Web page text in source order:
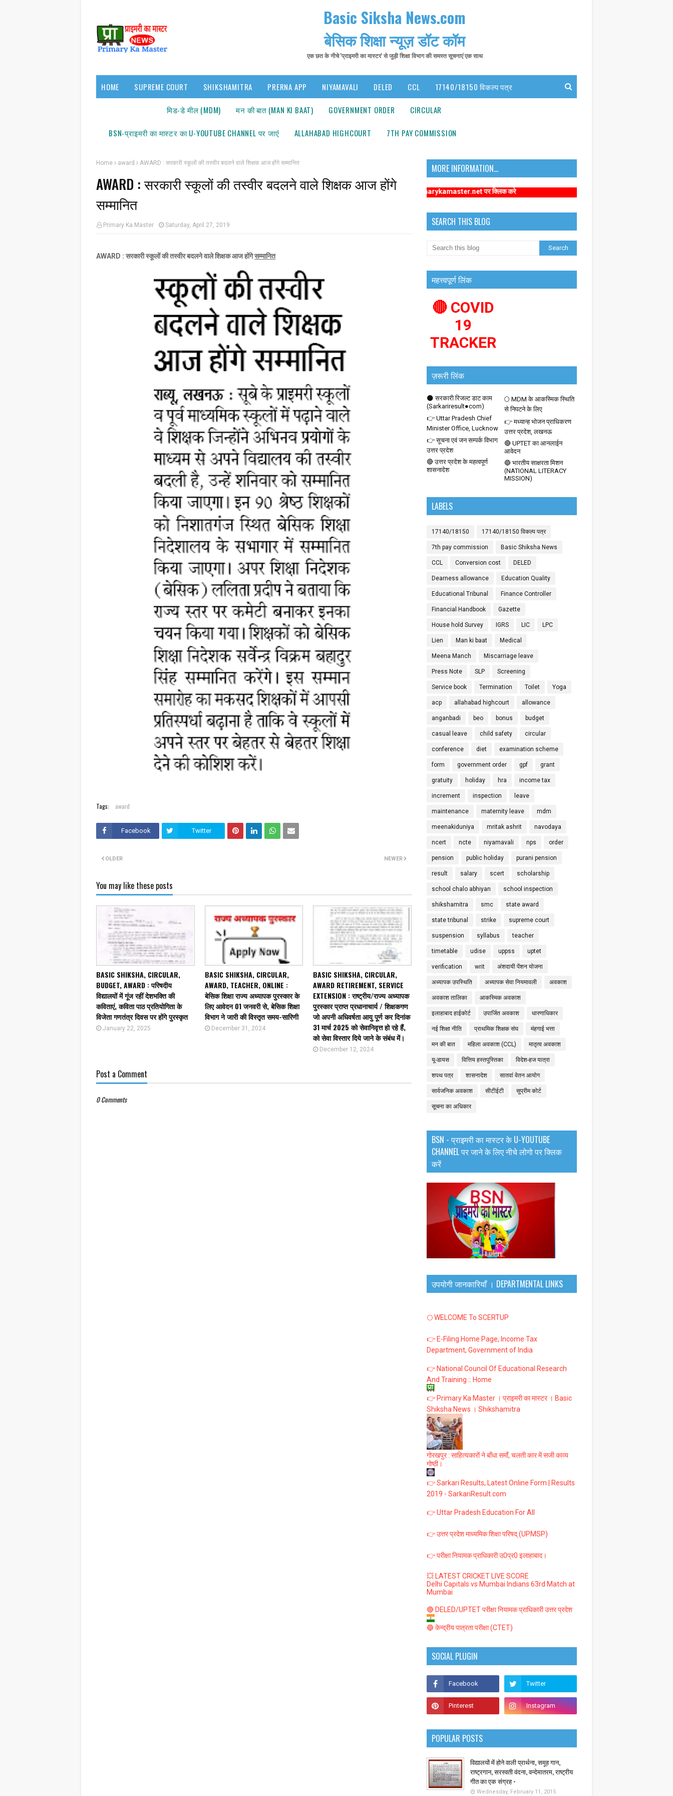
Basic Siksha News.com
बेसिक शिक्षा न्यूज़ डॉट कॉम
एक छत के नीचे 'प्राइमरी का मास्टर' से जुड़ी शिक्षा विभाग की समस्त सूचनाएं एक साथ
HOME SUPREME COURT SHIKSHAMITRA PRERNA APP NIYAMAVALI DELED CCL 17140/18150 विकल्प पत्र
मिड-डे मील (MDM) मन की बात (MAN KI BAAT) GOVERNMENT ORDER CIRCULAR
BSN-प्राइमरी का मास्टर का U-YOUTUBE CHANNEL पर जाएंं ALLAHABAD HIGHCOURT 7TH PAY COMMISSION
Home award AWARD : सरकारी स्कूलों की तस्वीर बदलने वाले शिक्षक आज होंगे सम्मानित
AWARD : सरकारी स्कूलों की तस्वीर बदलने वाले शिक्षक आज होंगे
सम्मानित
Primary Ka Master Saturday, April 27, 2019
AWARD : सरकारी स्कूलों की तस्वीर बदलने वाले शिक्षक आज होंगेसम्मानित
Tags: award
Facebook Twitter
NEWER
OLDER
You may like these posts
BASIC SHIKSHA, CIRCULAR,
BUDGET, AWARD : परिषदीय
विद्यालयों में गूंज रहीं देशभक्ति की
कविताएं, कविता पाठ प्रतियोगिता के
विजेता गणतंत्र दिवस पर होंगे पुरस्कृत
January 22, 2025
BASIC SHIKSHA, CIRCULAR,
AWARD, TEACHER, ONLINE :
बेसिक शिक्षा राज्य अध्यापक पुरस्कार के
लिए आवेदन 01 जनवरी से, बेसिक शिक्षा
विभाग ने जारी की विस्तृत समय-सारिणी
December 31, 2024
BASIC SHIKSHA, CIRCULAR,
AWARD RETIREMENT, SERVICE
EXTENSION : राष्ट्रीय/राज्य अध्यापक
पुरस्कार प्राप्त प्रधानाचार्य / शिक्षकगण
जो अपनी अधिवर्षता आयु पूर्ण कर दिनांक
31 मार्च 2025 को सेवानिवृत्त हो रहे हैं,
को सेवा विस्तार दिये जाने के संबंध में।
December 12, 2024
Post a Comment
0 Comments
MORE INFORMATION...
सूचना: अधिक संबंधित समाचारों के लिए कृपया https://www.primarykamaster.net पर क्लिक करे
SEARCH THIS BLOG
महत्त्वपूर्ण लिंक
🔴 COVID
19
TRACKER
ज़रूरी लिंक
🌑 सरकारी रिजल्ट डाट काम
(Sarkariresult●com)
🌕 MDM के आकस्मिक स्थिति
से निपटने के लिए
👉 Uttar Pradesh Chief
Minister Office, Lucknow
👉 मध्यान्ह भोजन प्राधिकरण
उत्तर प्रदेश, लखनऊ
👉 सूचना एवं जन सम्पर्क विभाग
उत्तर प्रदेश
🔴 UPTET का आनलाईन
आवेदन
🔴 उत्तर प्रदेश के महत्वपूर्ण
शासनादेश
🔵 भारतीय साक्षरता मिशन
(NATIONAL LITERACY
MISSION)
LABELS
17140/18150 17140/18150 विकल्प पत्र
7th pay commission Basic Shiksha News
CCL Conversion cost DELED
Dearness allowance Education Quality
Educational Tribunal Finance Controller
Financial Handbook Gazette
House hold Survey IGRS LIC LPC
Lien Man ki baat Medical
Meena Manch Miscarriage leave
Press Note SLP Screening
Service book Termination Toilet Yoga
acp allahabad highcourt allowance
anganbadi beo bonus budget
casual leave child safety circular
conference diet examination scheme
form government order gpf grant
gratuity holiday hra income tax
increment inspection leave
maintenance maternity leave mdm
meenakiduniya mritak ashrit navodaya
ncert ncte niyamavali nps order
pension public holiday purani pension
result salary scert scholarship
school chalo abhiyan school inspection
shikshamitra smc state award
state tribunal strike supreme court
suspension syllabus teacher
timetable udise uppss uptet
verification writ अंशदायी पेंशन योजना
अध्यापक उपस्थिति अध्यापक सेवा नियमावली अवकाश
अवकाश तालिका आकस्मिक अवकाश
इलाहाबाद हाईकोर्ट उपार्जित अवकाश धारणाधिकार
नई शिक्षा नीति प्राथमिक शिक्षक संघ मंहगाई भत्ता
मन की बात महिला अवकाश (CCL) मातृत्व अवकाश
यू-डायस वित्तिय हस्तपुस्तिका विदेश-हज यात्रा
शपथ पत्र शासनादेश सातवां वेतन आयोग
सार्वजनिक अवकाश सीटीईटी सुप्रीम कोर्ट
सूचना का अधिकार
BSN - प्राइमरी का मास्टर के U-YOUTUBE
CHANNEL पर जाने के लिए नीचे लोगो पर क्लिक
करें
उपयोगी जानकारियाँ । DEPARTMENTAL LINKS
🌕 WELCOME To SCERTUP
👉 E-Filing Home Page, Income Tax
Department, Government of India
👉 National Council Of Educational Research
And Training :: Home
👉 Primary Ka Master । प्राइमरी का मास्टर । Basic
Shiksha News । Shikshamitra
गोरखपुर : साहित्यकारों ने बाँधा समाँ, चलती कार में सजी काव्य
गोष्ठी।
👉 Sarkari Results, Latest Online Form | Results
2019 - SarkariResult.com
👉 Uttar Pradesh Education For All
👉 उत्तर प्रदेश माध्यमिक शिक्षा परिषद् (UPMSP)
👉 परीक्षा नियामक प्राधिकारी उ0प्र0 इलाहाबाद।
💥 LATEST CRICKET LIVE SCORE
Delhi Capitals vs Mumbai Indians 63rd Match at
Mumbai
🔴 DELED/UPTET परीक्षा नियामक प्राधिकारी उत्तर प्रदेश
🔵 केन्द्रीय पात्रता परीक्षा (CTET)
SOCIAL PLUGIN
POPULAR POSTS
विद्यालयों में होने वाली प्रार्थना, समूह गान,
राष्ट्रगान, सरस्वती वंदना, वन्देमातरम, राष्ट्रीय
गीत का एक संग्रह -
Wednesday, February 11, 2015